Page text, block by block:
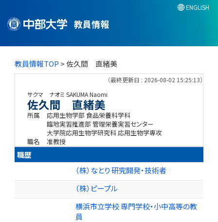
教員情報
ENGLISH
教員情報TOP > 佐久間 直緒美
（最終更新日 : 2026-08-02 15:25:13）
サクマ ナオミ SAKUMA Naomi
佐久間 直緒美
所属
応用生物学部 食品栄養科学科
臨地実習推進部 管理栄養実習センター
大学院応用生物学研究科 応用生物学専攻
職名
准教授
職歴
（株）なとり 研究開発・技術者
（株）ピープル
横浜市立学校 専門学校・小中高等の教
員